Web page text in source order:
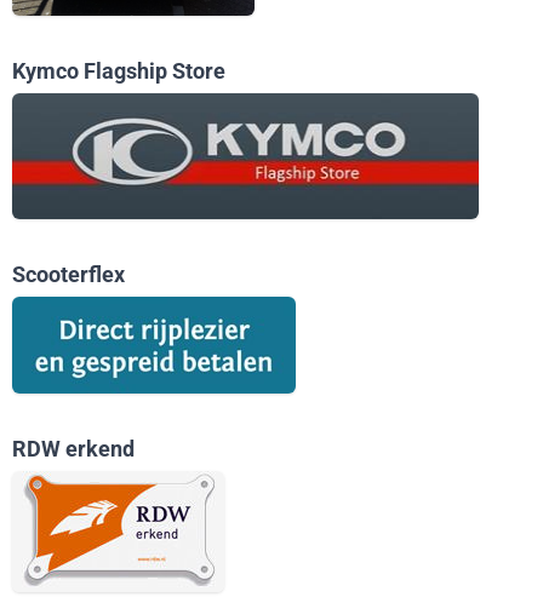
Kymco Flagship Store
Scooterflex
RDW erkend